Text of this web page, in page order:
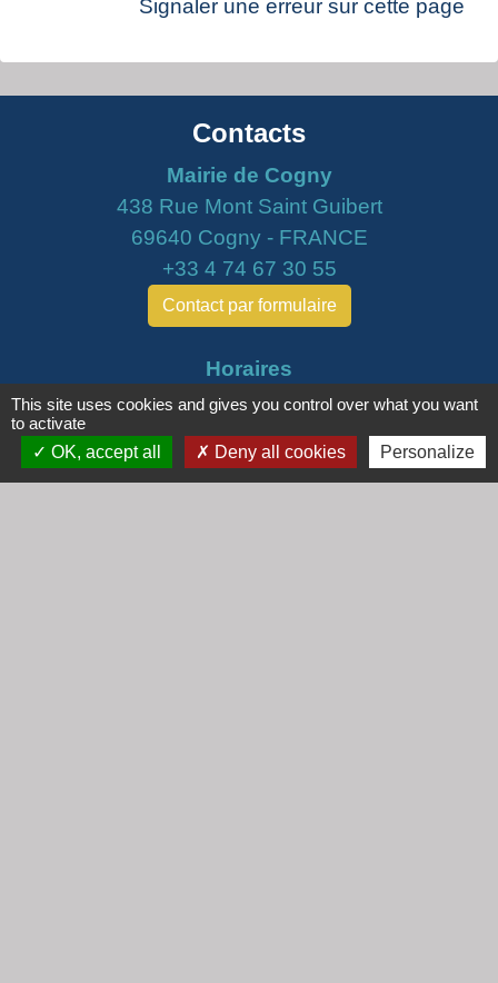
Signaler une erreur sur cette page
Contacts
Mairie de Cogny
438 Rue Mont Saint Guibert
69640 Cogny - FRANCE
+33 4 74 67 30 55
Contact par formulaire
Horaires
Lundi : 16h30 - 18h30
Mardi : 8h30 - 12h00
Mercredi : 9h00 - 12h00
This site uses cookies and gives you control over what you want
to activate
OK, accept all
Deny all cookies Personalize